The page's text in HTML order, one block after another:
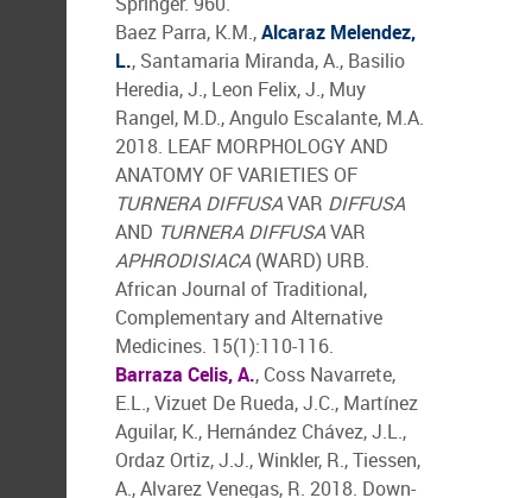
Baez Parra, K.M.,Alcaraz Melendez,
L., Santamaria Miranda, A., Basilio
Heredia, J., Leon Felix, J., Muy
Rangel, M.D., Angulo Escalante, M.A.
2018. LEAF MORPHOLOGY AND
ANATOMY OF VARIETIES OF
TURNERA DIFFUSAVAR DIFFUSA
AND TURNERA DIFFUSAVAR
APHRODISIACA (WARD) URB.
African Journal of Traditional,
Complementary and Alternative
Medicines. 15(1):110-116.
Barraza Celis, A., Coss Navarrete,
E.L., Vizuet De Rueda, J.C., Martínez
Aguilar, K., Hernández Chávez, J.L.,
Ordaz Ortiz, J.J., Winkler, R., Tiessen,
A., Alvarez Venegas, R. 2018. Down-